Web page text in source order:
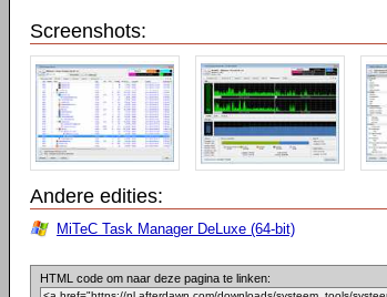
Screenshots:
Andere edities:
MiTeC Task Manager DeLuxe (64-bit)
HTML code om naar deze pagina te linken: